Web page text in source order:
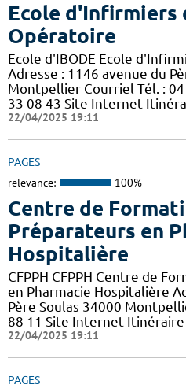
Ecole d'Infirmiers
Opératoire
Ecole d'IBODE Ecole
Adresse : 1146 avenue du
Montpellier Courriel Tél. : 04
33 08 43 Site Internet
22/04/2025 19:11
PAGES
relevance: 100%
Centre de
Préparateurs en
Hospitalière
CFPPH CFPPH Centre de
en Pharmacie Hospitalière
Père Soulas 34000
88 11 Site Internet
22/04/2025 19:11
PAGES